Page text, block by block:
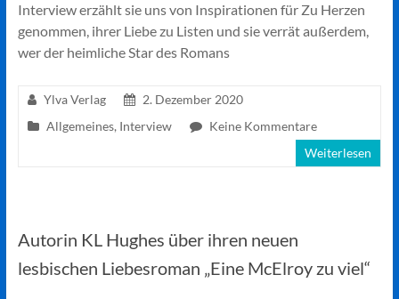
Interview erzählt sie uns von Inspirationen für Zu Herzen
genommen, ihrer Liebe zu Listen und sie verrät außerdem,
wer der heimliche Star des Romans
Ylva Verlag
2. Dezember 2020
Allgemeines, Interview
Keine Kommentare
Weiterlesen
Autorin KL Hughes über ihren neuen
lesbischen Liebesroman „Eine McElroy zu viel“